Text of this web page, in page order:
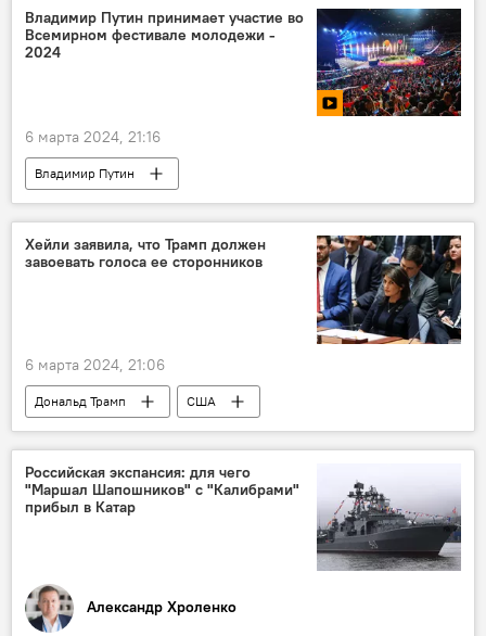
Владимир Путин принимает участие во
Всемирном фестивале молодежи -
2024
6 марта 2024, 21:16
Владимир Путин
Хейли заявила, что Трамп должен
завоевать голоса ее сторонников
6 марта 2024, 21:06
Дональд Трамп США
Российская экспансия: для чего
"Маршал Шапошников" с "Калибрами"
прибыл в Катар
Александр Хроленко